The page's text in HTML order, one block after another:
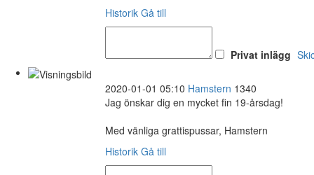
Historik Gå till
Privat inlägg
2020-01-01 05:10 Hamstern 1340
Jag önskar dig en mycket fin 19-årsdag!
Med vänliga grattispussar, Hamstern
Historik Gå till